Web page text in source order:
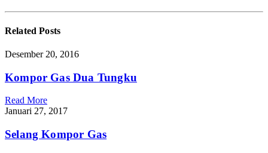
RelatedPosts
Desember 20, 2016
Kompor Gas Dua Tungku
Read More
Januari 27, 2017
Selang Kompor Gas